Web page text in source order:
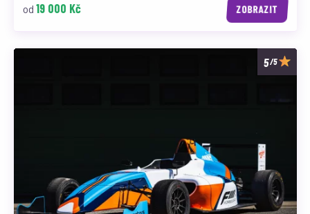
od 19 000 Kč ZOBRAZIT
/5